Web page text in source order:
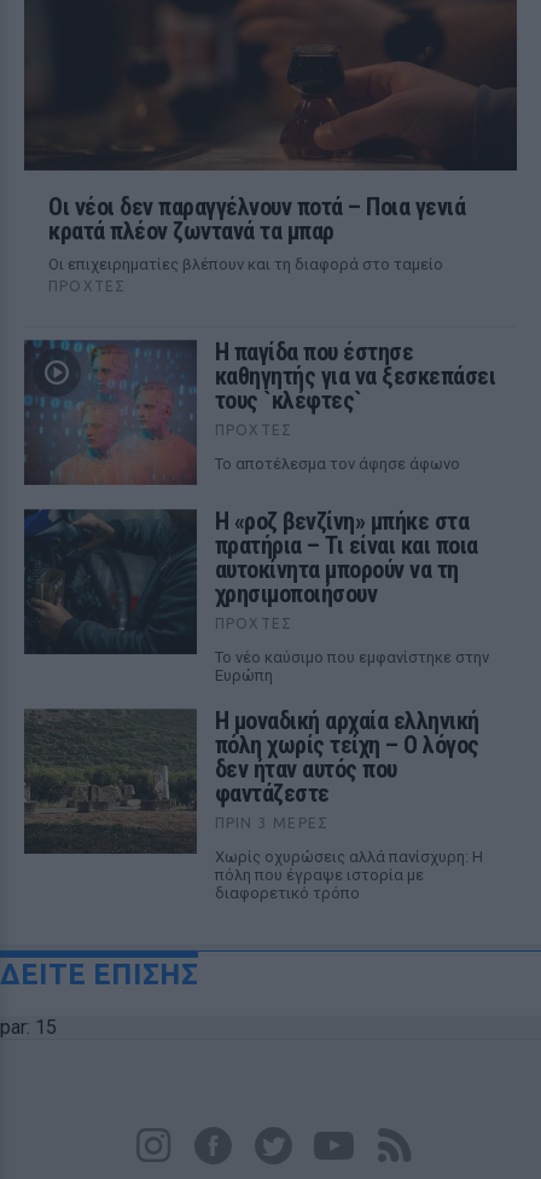
Οι νέοι δεν παραγγέλνουν ποτά – Ποια γενιά
κρατά πλέον ζωντανά τα μπαρ
Οι επιχειρηματίες βλέπουν και τη διαφορά στο ταμείο
ΠΡΟΧΤΈΣ
Η παγίδα που έστησε
καθηγητής για να ξεσκεπάσει
τους `κλέφτες`
ΠΡΟΧΤΈΣ
Το αποτέλεσμα τον άφησε άφωνο
Η «ροζ βενζίνη» μπήκε στα
πρατήρια – Τι είναι και ποια
αυτοκίνητα μπορούν να τη
χρησιμοποιήσουν
ΠΡΟΧΤΈΣ
Το νέο καύσιμο που εμφανίστηκε στην
Ευρώπη
Η μοναδική αρχαία ελληνική
πόλη χωρίς τείχη – Ο λόγος
δεν ήταν αυτός που
φαντάζεστε
ΠΡΙΝ 3 ΜΈΡΕΣ
Χωρίς οχυρώσεις αλλά πανίσχυρη: Η
πόλη που έγραψε ιστορία με
διαφορετικό τρόπο
ΔΕΙΤΕ ΕΠΙΣΗΣ
par: 15